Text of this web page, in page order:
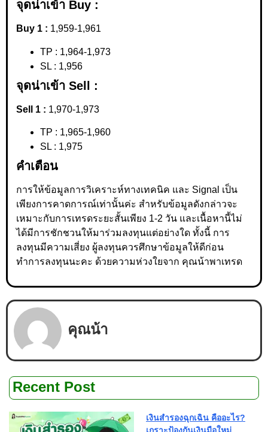
จุดน่าเข้า Buy :
Buy 1 : 1,959-1,961
TP : 1,964-1,973
SL : 1,956
จุดน่าเข้า Sell :
Sell 1 : 1,970-1,973
TP : 1,965-1,960
SL : 1,975
คำเตือน
การให้ข้อมูลการวิเคราะห์ทางเทคนิค และ Signal เป็น
เพียงการคาดการณ์เท่านั้นค่ะ สำหรับข้อมูลดังกล่าวจะ
เหมาะกับการเทรดระยะสั้นเพียง 1-2 วัน และเนื้อหานี้ไม่
ได้มีการชักชวนให้มาร่วมลงทุนแต่อย่างใด ทั้งนี้ การ
ลงทุนมีความเสี่ยง ผู้ลงทุนควรศึกษาข้อมูลให้ดีก่อน
ทำการลงทุนนะคะ ด้วยความห่วงใยจาก คุณน้าพาเทรด
คุณน้า
Recent Post
เงินสำรองฉุกเฉิน คืออะไร?